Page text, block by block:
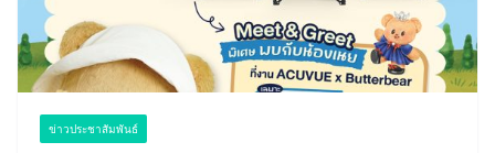
ข่าวประชาสัมพันธ์